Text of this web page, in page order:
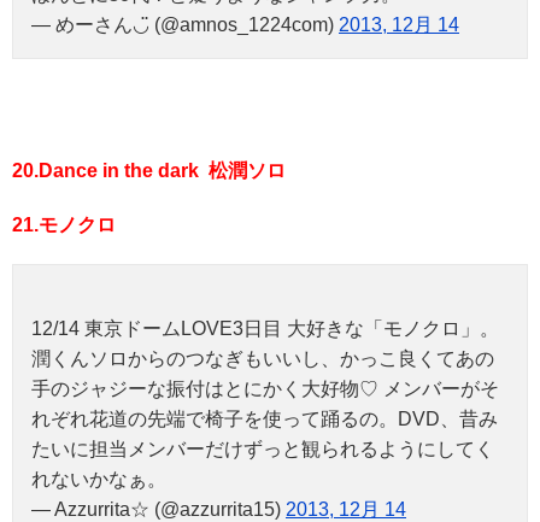
— めーさん◡̈ (@amnos_1224com) 2013, 12月 14
20.Dance in the dark 松潤ソロ
21.モノクロ
12/14 東京ドームLOVE3日目 大好きな「モノクロ」。
潤くんソロからのつなぎもいいし、かっこ良くてあの
手のジャジーな振付はとにかく大好物♡ メンバーがそ
れぞれ花道の先端で椅子を使って踊るの。DVD、昔み
たいに担当メンバーだけずっと観られるようにしてく
れないかなぁ。
— Azzurrita☆ (@azzurrita15) 2013, 12月 14